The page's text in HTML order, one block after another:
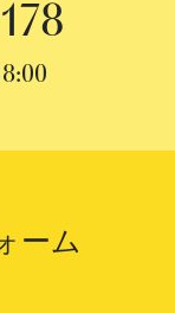
ーム